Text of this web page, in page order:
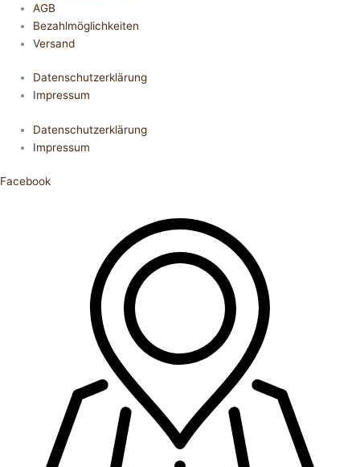
AGB
Bezahlmöglichkeiten
Versand
Datenschutzerklärung
Impressum
Datenschutzerklärung
Impressum
Facebook